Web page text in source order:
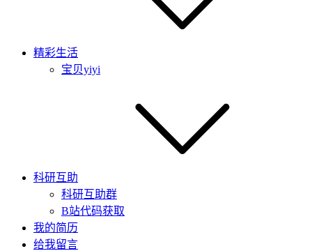
精彩生活
宝贝yiyi
科研互助
科研互助群
B站代码获取
我的简历
给我留言